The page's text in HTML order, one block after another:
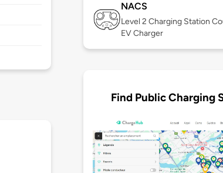
NACS
Level 2 Charging Station
EV Charger
Find Public Charging